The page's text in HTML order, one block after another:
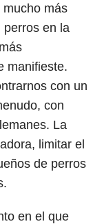
más
perros en la
manifieste.
con un
con
La
limitar el
de perros
en el que